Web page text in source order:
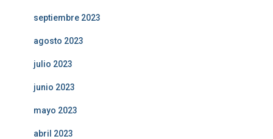
septiembre 2023
agosto 2023
julio 2023
junio 2023
mayo 2023
abril 2023